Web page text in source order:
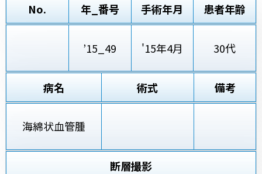
No. 年_番号 手術年月 患者年齢
’15_49 '15年4月 30代
病名 術式 備考
海綿状血管腫
断層撮影